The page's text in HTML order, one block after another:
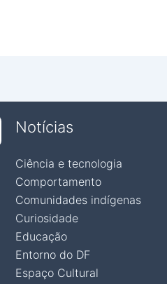
Notícias
Ciência e tecnologia
Comportamento
Comunidades indígenas
Curiosidade
Educação
Entorno do DF
Espaço Cultural